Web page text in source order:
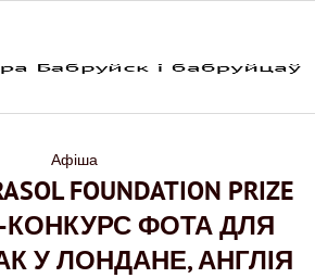
Афіша
FOUNDATION PRIZE
КОНКУРС ФОТА ДЛЯ
У ЛОНДАНЕ, АНГЛІЯ